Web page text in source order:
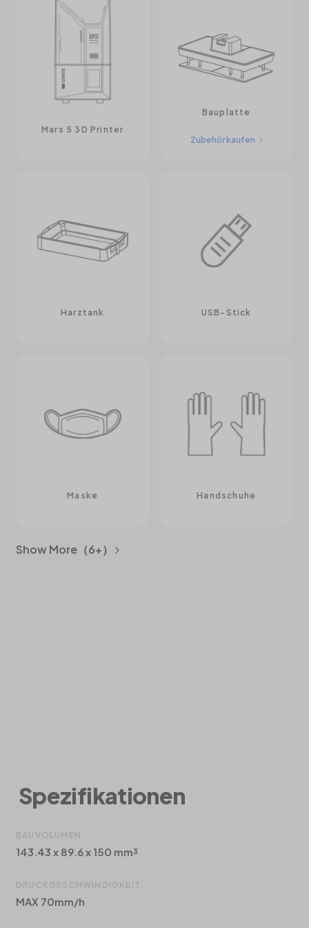
Mars 5 3D Printer
Bauplatte
Zubehör kaufen
Harztank USB-Stick
Maske Handschuhe
Show More（6+）
Spezifikationen
BAUVOLUMEN
143.43 x 89.6 x 150 mm³
DRUCKGESCHWINDIGKEIT
MAX 70mm/h